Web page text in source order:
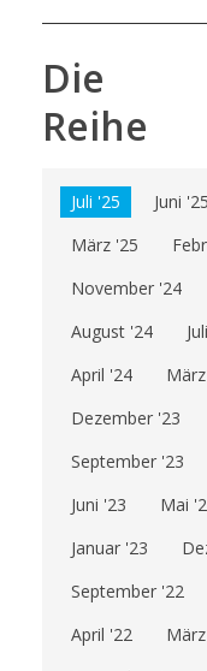
Die
Reihe
Juli '25 Juni '25
März '25
November '24
August '24
April '24
Dezember '23
September '23
Juni '23
Mai
Januar '23
September '22
April '22